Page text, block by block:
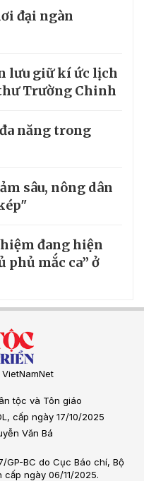
đại ngàn
lưu giữ kí ức lịch
Trường Chinh
năng trong
sâu, nông dân
đang hiện
phủ mắc ca” ở
tộc và Tôn giáo
cấp ngày 17/10/2025
Văn Bá
GP-BC do Cục Báo chí, Bộ
ngày 06/11/2025.